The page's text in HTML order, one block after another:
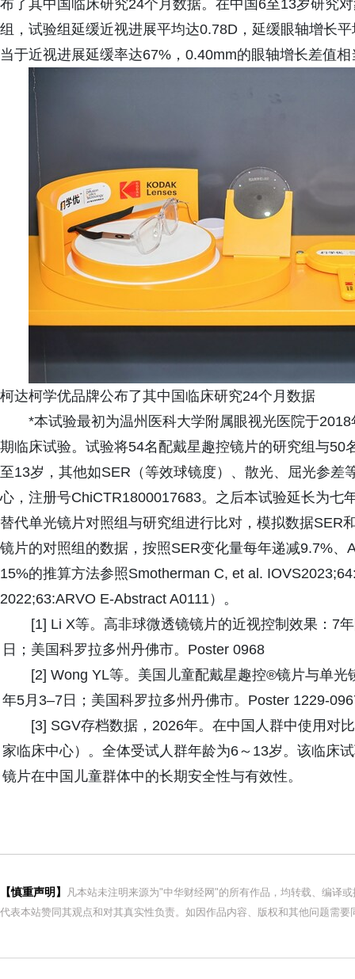
布了其中国临床研究24个月数据。在中国6至13岁研究
组，试验组延缓近视进展平均达0.78D，延缓眼轴增长
当于近视进展延缓率达67%，0.40mm的眼轴增长差值
柯达柯学优品牌公布了其中国临床研究24个月数据
*本试验最初为温州医科大学附属眼视光医院于
期临床试验。试验将54名配戴星趣控镜片的研究组与
至13岁，其他如SER（等效球镜度）、散光、屈光参
心，注册号ChiCTR1800017683。之后本试验延长为七
替代单光镜片对照组与研究组进行比对，模拟数据SER
镜片的对照组的数据，按照SER变化量每年递减9.7%
15%的推算方法参照Smotherman C, et al.
2022;63:ARVO E-Abstract A0111）。
[1] Li X等。高非球微透镜镜片的近视控制效果：7
日；美国科罗拉多州丹佛市。Poster 0968
[2] Wong YL等。美国儿童配戴星趣控®镜片与单
年5月3–7日；美国科罗拉多州丹佛市。Poster 1229-
[3] SGV存档数据，2026年。在中国人群中使用对
家临床中心）。全体受试人群年龄为6～13岁。该临床
镜片在中国儿童群体中的长期安全性与有效性。
【慎重声明】
凡本站未注明来源为"中华财经网"的所有作品，均转载、编译
代表本站赞同其观点和对其真实性负责。如因作品内容、版权和其他问题需